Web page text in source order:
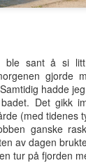
ble sant å si
gjorde
hadde
Det gikk
(med tidenes
ganske
av dagen
tur på fjorden